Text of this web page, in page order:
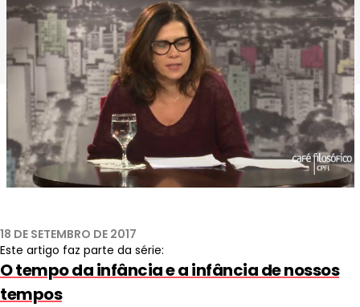
18 DE SETEMBRO DE 2017
Este artigo faz parte da série:
O tempo da infância e a infância de nossos
tempos